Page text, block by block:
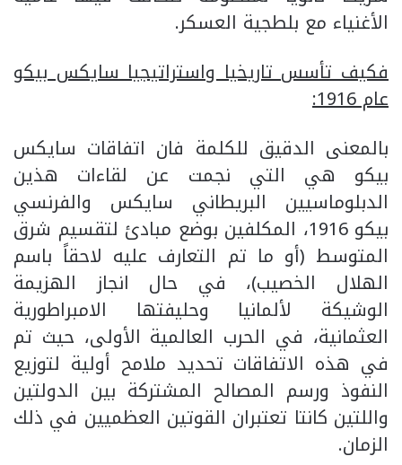
الأغنياء مع بلطجية العسكر.
فكيف تأسس تاريخيا واستراتيجيا سايكس بيكو
عام 1916:
بالمعنى الدقيق للكلمة فان اتفاقات سايكس
بيكو هي التي نجمت عن لقاءات هذين
الدبلوماسيين البريطاني سايكس والفرنسي
بيكو 1916، المكلفين بوضع مبادئ لتقسيم شرق
المتوسط (أو ما تم التعارف عليه لاحقاً باسم
الهلال الخصيب)، في حال انجاز الهزيمة
الوشيكة لألمانيا وحليفتها الامبراطورية
العثمانية، في الحرب العالمية الأولى، حيث تم
في هذه الاتفاقات تحديد ملامح أولية لتوزيع
النفوذ ورسم المصالح المشتركة بين الدولتين
واللتين كانتا تعتبران القوتين العظميين في ذلك
الزمان.